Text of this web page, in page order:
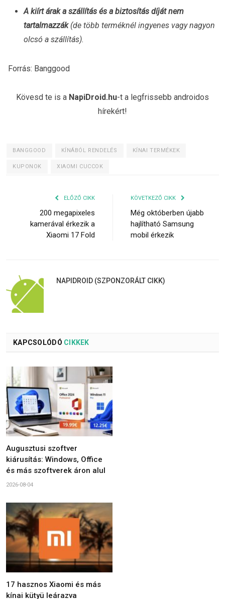
A kiírt árak a szállítás és a biztosítás díját nem
tartalmazzák(de több terméknél ingyenes vagy nagyon
olcsó a szállítás).
Forrás: Banggood
Kövesd te is a NapiDroid.hu-t a legfrissebb androidos
hírekért!
BANGGOOD KÍNÁBÓL RENDELÉS KÍNAI TERMÉKEK
KUPONOK XIAOMI CUCCOK
ELŐZŐ CIKK
200 megapixeles
kamerával érkezik a
Xiaomi 17 Fold
KÖVETKEZŐ CIKK
Még októberben újabb
hajlítható Samsung
mobil érkezik
NAPIDROID (SZPONZORÁLT CIKK)
KAPCSOLÓDÓ CIKKEK
Augusztusi szoftver
kiárusítás: Windows, Office
és más szoftverek áron alul
2026-08-04
17 hasznos Xiaomi és más
kínai kütyü leárazva